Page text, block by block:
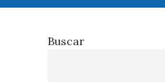
Buscar